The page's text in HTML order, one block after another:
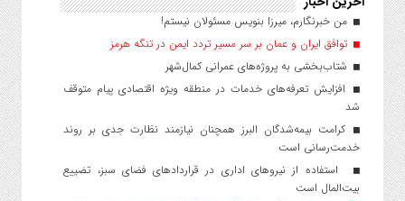
من خبرنگارم، میرزا بنویس مسئولان نیستم!
توافق ایران و عمان بر سر مسیر تردد ایمن در تنگه هرمز
شتاب‌بخشی به پروژه‌های عمرانی کمال‌شهر
افزایش تعرفه‌های خدمات در منطقه ویژه اقتصادی پیام متوقف
شد
کرامت بیمه‌شدگان البرز همچنان نیازمند نظارت جدی بر روند
خدمت‌رسانی است
استفاده از نیروهای اداری در قراردادهای فضای سبز، تضییع
بیت‌المال است